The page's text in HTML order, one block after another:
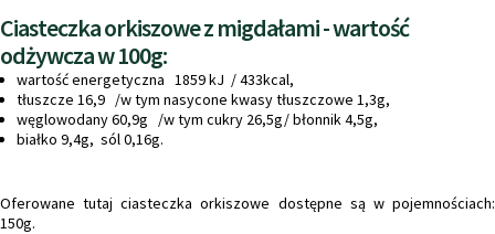
Ciasteczka orkiszowe z migdałami - wartość
odżywcza w 100g:
wartość energetyczna 1859 kJ / 433kcal,
tłuszcze 16,9 /w tym nasycone kwasy tłuszczowe 1,3g,
węglowodany 60,9g /w tym cukry 26,5g/ błonnik 4,5g,
białko 9,4g, sól 0,16g.
Oferowane tutaj ciasteczka orkiszowe dostępne są w pojemnościach:
150g.